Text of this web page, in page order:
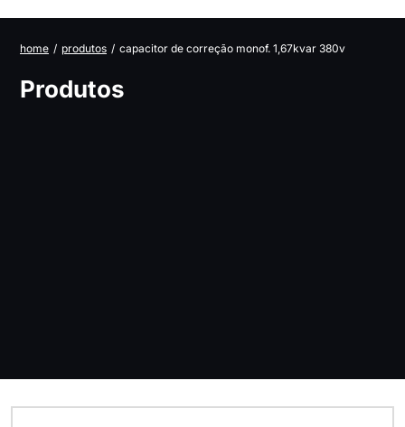
Distribuição
home / produtos / capacitor de correção monof. 1,67kvar 380v
Produtos